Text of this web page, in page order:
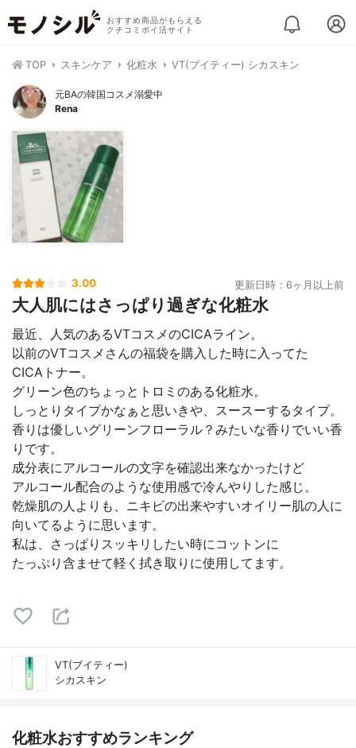
おすすめ商品がもらえる
クチコミポイ活サイト
TOP スキンケア 化粧水 VT(ブイティー) シカスキン
元BAの韓国コスメ溺愛中
Rena
3.00 更新日時：6ヶ月以上前
大人肌にはさっぱり過ぎな化粧水
最近、人気のあるVTコスメのCICAライン。
以前のVTコスメさんの福袋を購入した時に入ってた
CICAトナー。
グリーン色のちょっとトロミのある化粧水。
しっとりタイプかなぁと思いきや、スースーするタイプ。
香りは優しいグリーンフローラル？みたいな香りでいい香
りです。
成分表にアルコールの文字を確認出来なかったけど
アルコール配合のような使用感で冷んやりした感じ。
乾燥肌の人よりも、ニキビの出来やすいオイリー肌の人に
向いてるように思います。
私は、さっぱりスッキリしたい時にコットンに
たっぷり含ませて軽く拭き取りに使用してます。
VT(ブイティー)
シカスキン
化粧水おすすめランキング